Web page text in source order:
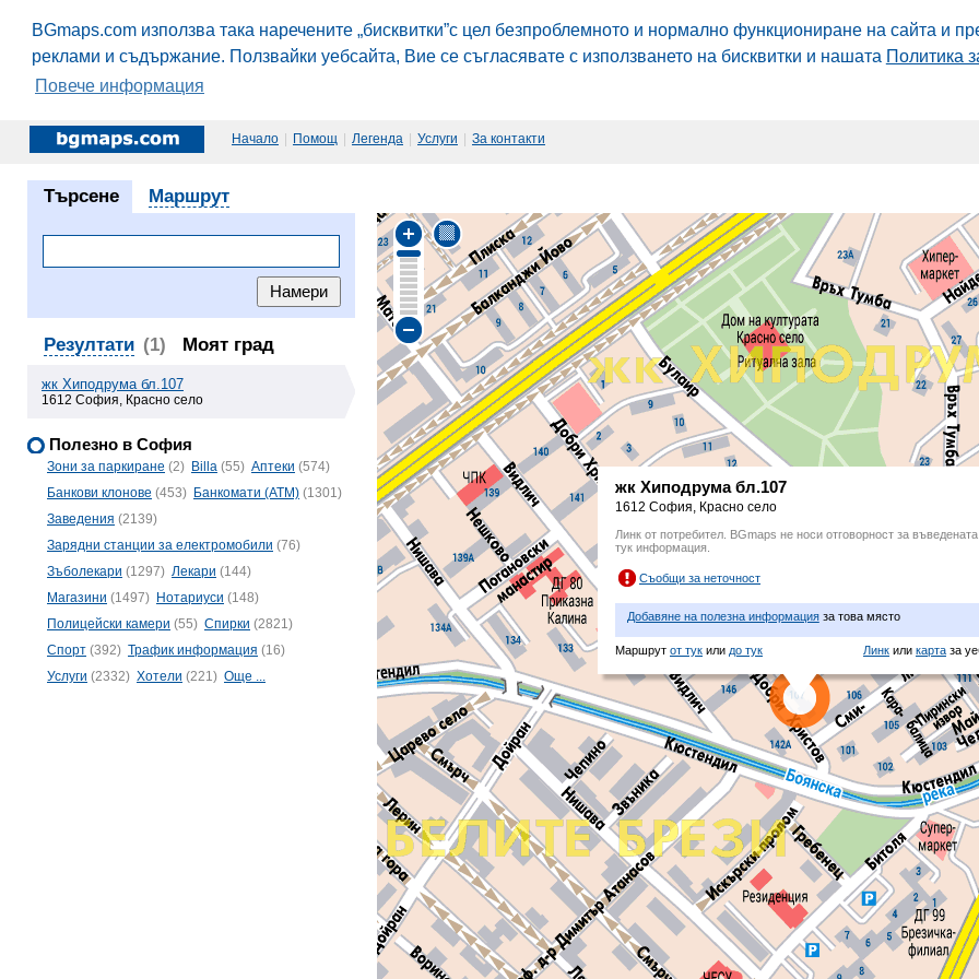
BGmaps.com използва така наречените „бисквитки”с цел безпроблемното и нормално функциониране на сайта и
реклами и съдържание. Ползвайки уебсайта, Вие се съгласявате с използването на бисквитки и нашата Политика
Повече информация
Начало Помощ Легенда Услуги За контакти
Търсене Маршрут
Резултати (1) Моят град
жк Хиподрума бл.107
1612 София, Красно село
Полезно в София
Зони за паркиране (2) Billa (55) Аптеки (574)
Банкови клонове (453) Банкомати (ATM) (1301)
Заведения (2139)
Зарядни станции за електромобили (76)
Зъболекари (1297) Лекари (144)
Магазини (1497) Нотариуси (148)
Полицейски камери (55) Спирки (2821)
Спорт (392) Трафик информация (16)
Услуги (2332) Хотели (221) Още ...
жк Хиподрума бл.107
1612 София, Красно село
Линк от потребител. BGmaps не носи отговорност за въведената
тук информация.
Съобщи за неточност
Добавяне на полезна информацияза това място
Линк или карта за
Маршрут от тук или до тук